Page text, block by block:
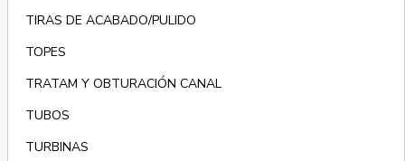
TIRAS DE ACABADO/PULIDO
TOPES
TRATAM Y OBTURACIÓN CANAL
TUBOS
TURBINAS